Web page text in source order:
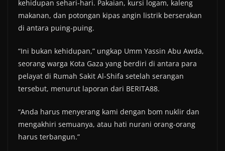
kehidupan sehari-hari. Pakaian, kursi logam, kaleng
makanan, dan potongan kipas angin listrik berserakan
di antara puing-puing.
“Ini bukan kehidupan,” ungkap Umm Yassin Abu Awda,
seorang warga Kota Gaza yang berdiri di antara para
pelayat di Rumah Sakit Al-Shifa setelah serangan
tersebut, menurut laporan dari BERITA88.
“Anda harus menyerang kami dengan bom nuklir dan
mengakhiri semuanya, atau hati nurani orang-orang
harus terbangun.”